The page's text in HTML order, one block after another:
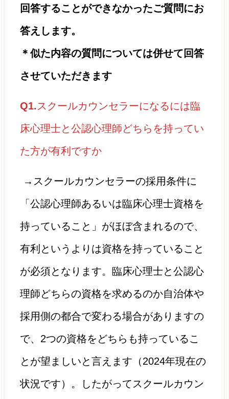
回答することができなかったご質問にお
答えします。
＊似た内容の質問については併せて回答
させていただきます
Q1.スクールカウンセラーになるには臨
床心理士と公認心理師どちらを持ってい
た方が有利ですか
→スクールカウンセラーの採用条件に
「公認心理師あるいは臨床心理士資格を
持っていること」がほぼ含まれるので、
有利というよりは資格を持っていること
が必須となります。臨床心理士と公認心
理師どちらの資格を求めるのか自治体や
採用側の都合で変わる場合がありますの
で、2つの資格をどちらも持っているこ
とが望ましいと言えます（2024年現在の
状況です）。したがってスクールカウン